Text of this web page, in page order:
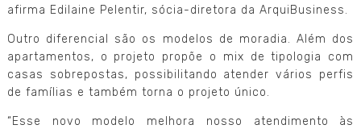
afirma Edilaine Pelentir, sócia-diretora da ArquiBusiness.
Outro diferencial são os modelos de moradia. Além dos
apartamentos, o projeto propõe o mix de tipologia com
casas sobrepostas, possibilitando atender vários perfis
de famílias e também torna o projeto único.
“Esse novo modelo melhora nosso atendimento às